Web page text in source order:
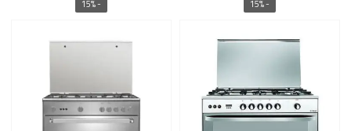
24,779.00 EGP.
- 15%
25,487.00 EGP.
- 15%